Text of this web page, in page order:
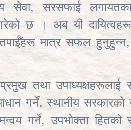
सेवा, सरसफाई
छ । अब यी दायित्वहरू
मात्र सफल हुनुहुन्न,
तथा उपाध्यक्षहरूलाई
गर्ने, स्थानीय सरकारको
गर्ने, उपभोक्ता हितको